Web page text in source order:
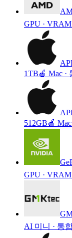
GPU · VRAM
1TB🍎 Mac ·
512GB🍎 Mac
GPU · VRAM
AI 미니 · 통